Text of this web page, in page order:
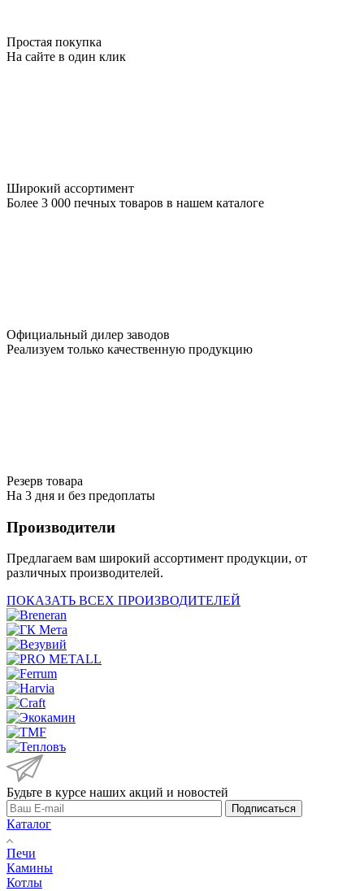
Простая покупка
На сайте в один клик
Широкий ассортимент
Более 3 000 печных товаров в нашем каталоге
Официальный дилер заводов
Реализуем только качественную продукцию
Резерв товара
На 3 дня и без предоплаты
Производители
Предлагаем вам широкий ассортимент продукции, от
различных производителей.
ПОКАЗАТЬ ВСЕХ ПРОИЗВОДИТЕЛЕЙ
Будьте в курсе наших акций и новостей
Подписаться
Каталог
Печи
Камины
Котлы